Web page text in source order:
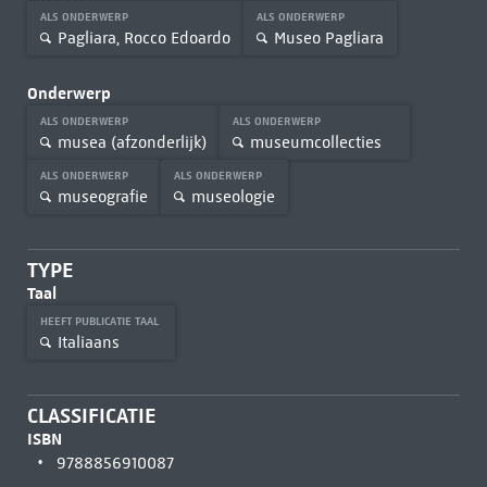
ALS ONDERWERP
Pagliara, Rocco Edoardo
ALS ONDERWERP
Museo Pagliara
Onderwerp
ALS ONDERWERP
musea (afzonderlijk)
ALS ONDERWERP
museumcollecties
ALS ONDERWERP
museografie
ALS ONDERWERP
museologie
TYPE
Taal
HEEFT PUBLICATIE TAAL
Italiaans
CLASSIFICATIE
ISBN
9788856910087